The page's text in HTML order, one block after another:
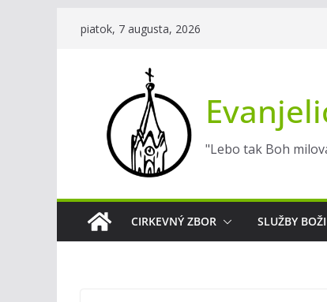
piatok, 7 augusta, 2026
"Lebo tak Boh
CIRKEVNÝ ZBOR SLUŽBY